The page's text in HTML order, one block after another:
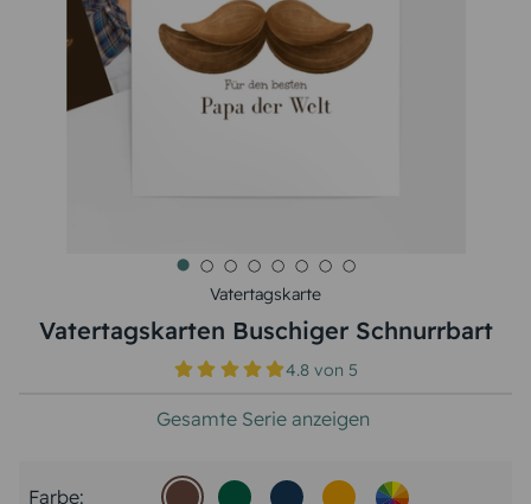
Vatertagskarte
Vatertagskarten Buschiger Schnurrbart
4.8 von5
Gesamte Serie anzeigen
Farbe: